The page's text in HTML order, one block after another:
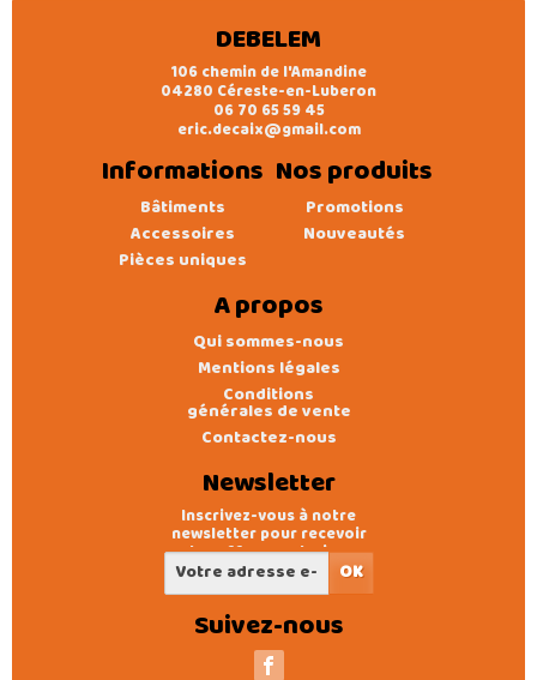
DEBELEM
106 chemin de l'Amandine
04280 Céreste-en-Luberon
06 70 65 59 45
eric.decaix@gmail.com
Informations
Bâtiments
Accessoires
Pièces uniques
Nos produits
Promotions
Nouveautés
A propos
Qui sommes-nous
Mentions légales
Conditions
générales de vente
Contactez-nous
Newsletter
Inscrivez-vous à notre
newsletter pour recevoir
des offres exclusives
Suivez-nous